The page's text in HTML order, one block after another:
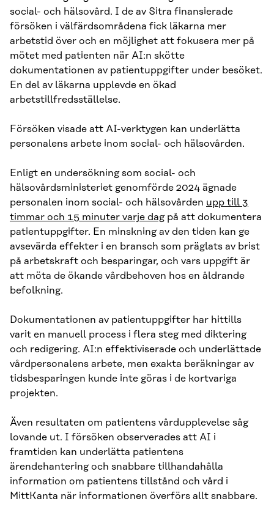
social- och hälsovård. I de av Sitra finansierade
försöken i välfärdsområdena fick läkarna mer
arbetstid över och en möjlighet att fokusera mer på
mötet med patienten när AI:n skötte
dokumentationen av patientuppgifter under besöket.
En del av läkarna upplevde en ökad
arbetstillfredsställelse.
Försöken visade att AI-verktygen kan underlätta
personalens arbete inom social- och hälsovården.
Enligt en undersökning som social- och
hälsovårdsministeriet genomförde 2024 ägnade
personalen inom social- och hälsovården upp till 3
timmar och 15 minuter varje dagpå att dokumentera
patientuppgifter. En minskning av den tiden kan ge
avsevärda effekter i en bransch som präglats av brist
på arbetskraft och besparingar, och vars uppgift är
att möta de ökande vårdbehoven hos en åldrande
befolkning.
Dokumentationen av patientuppgifter har hittills
varit en manuell process i flera steg med diktering
och redigering. AI:n effektiviserade och underlättade
vårdpersonalens arbete, men exakta beräkningar av
tidsbesparingen kunde inte göras i de kortvariga
projekten.
Även resultaten om patientens vårdupplevelse såg
lovande ut. I försöken observerades att AI i
framtiden kan underlätta patientens
ärendehantering och snabbare tillhandahålla
information om patientens tillstånd och vård i
MittKanta när informationen överförs allt snabbare.